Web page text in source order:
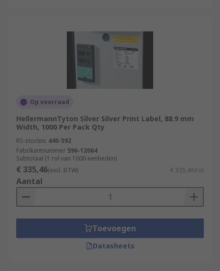
Op voorraad
HellermannTyton Silver Silver Print Label, 88.9 mm
Width, 1000 Per Pack Qty
RS-stocknr. 440-592
Fabrikantnummer 596-12064
Subtotaal (1 rol van 1000 eenheden)
€ 335,46(excl. BTW) € 335,46/rol
Aantal
Toevoegen
Datasheets